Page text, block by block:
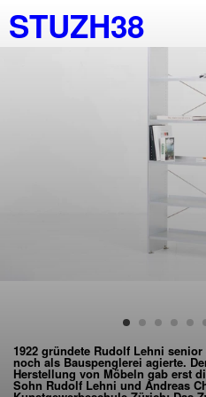
STUZH38
1922 gründete Rudolf Lehni
noch als Bauspenglerei agierte.
Herstellung von Möbeln gab erst
Sohn Rudolf Lehni und Andreas